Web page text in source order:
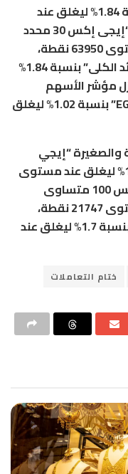
وتراجع مؤشر ” إيجي إكس 30″ بنسبة 1.84% ليغلق عند
مستوى 52028 نقطة، وهبط مؤشر “إيجى إكس 30 محدد
الأوزان” بنسبة 1.54% ليغلق عند مستوى 63950 نقطة،
وانخفض مؤشر “إيجي إكس 30 للعائد الكلى” بنسبة 1.84%
نقطة، ونزل مؤشر الأسهم
منخفضة التقلبات السعرية “EGX35-LV” بنسبة 1.02% ليغلق
“إيجي
إكس 70 متساوي الأوزان” بنسبة 1.3% ليغلق عند مستوى
16004 نقطة، وهبط مؤشر “إيجى إكس 100 متساوى
الأوزان” بنسبة 1.29% ليغلق عند مستوى 21747 نقطة،
وانخفض مؤشر الشريعة الإسلامية بنسبة 1.7% ليغلق عند
ختام التعاملات